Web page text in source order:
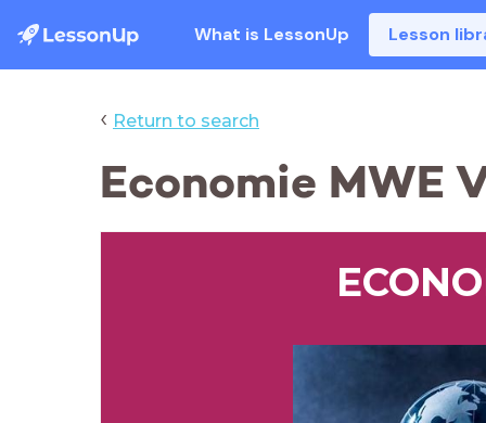
What is LessonUp Lesson
‹ Return to search
Economie MWE